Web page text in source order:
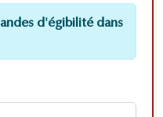
d'égibilité dans